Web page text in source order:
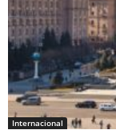
Internacional